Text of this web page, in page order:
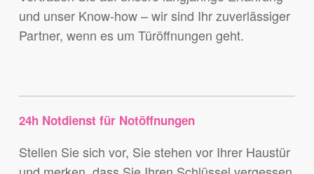
und unser Know-how – wir sind Ihr zuverlässiger
Partner, wenn es um Türöffnungen geht.
24h Notdienst für Notöffnungen
Stellen Sie sich vor, Sie stehen vor Ihrer Haustür